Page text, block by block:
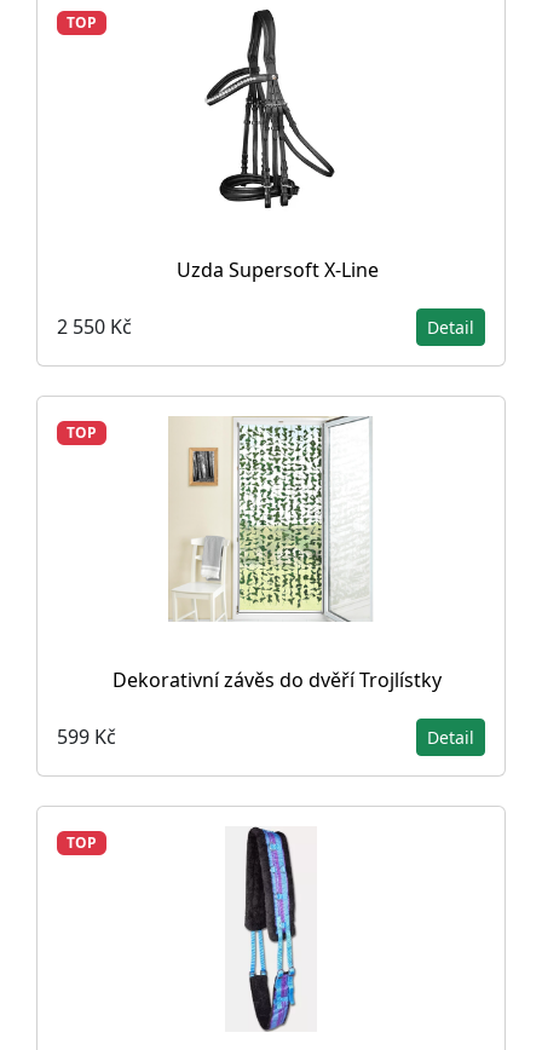
TOP
Uzda Supersoft X-Line
2 550 Kč Detail
TOP
Dekorativní závěs do dvěří Trojlístky
599 Kč Detail
TOP